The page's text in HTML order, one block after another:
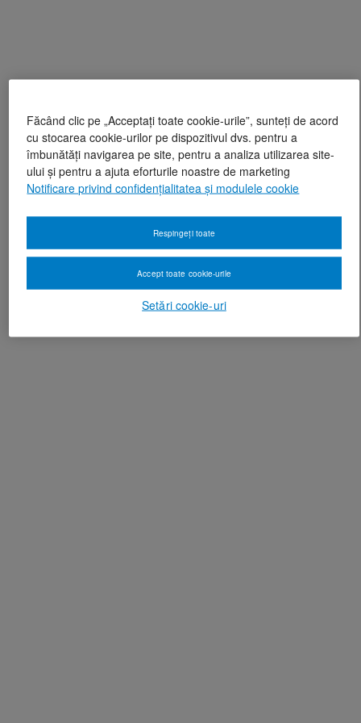
Făcând clic pe „Acceptați toate cookie-urile”, sunteți de acord
cu stocarea cookie-urilor pe dispozitivul dvs. pentru a
îmbunătăți navigarea pe site, pentru a analiza utilizarea site-
ului și pentru a ajuta eforturile noastre de marketing
Notificare privind confidențialitatea și modulele cookie
Setări cookie-uri
Respingeți toate
Accept toate cookie-urile